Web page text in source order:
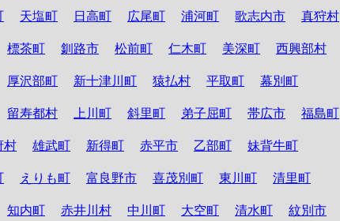
天塩町 日高町 広尾町 浦河町 歌志内市 真狩村
標茶町 釧路市 松前町 仁木町 美深町 西興部村
厚沢部町 新十津川町 猿払村 平取町 幕別町
留寿都村 上川町 斜里町 弟子屈町 帯広市 福島町
村 雄武町 新得町 赤平市 乙部町 妹背牛町
えりも町 富良野市 喜茂別町 東川町 清里町
知内町 赤井川村 中川町 大空町 清水町 紋別市